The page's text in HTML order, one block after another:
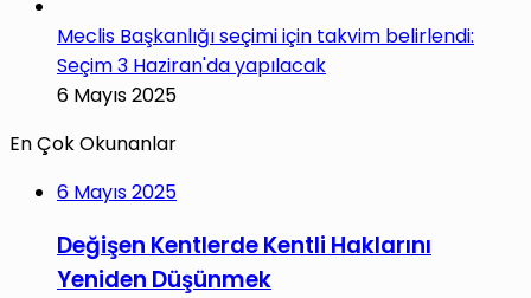
Meclis Başkanlığı seçimi için takvim belirlendi:
Seçim 3 Haziran'da yapılacak
6 Mayıs 2025
En Çok Okunanlar
6 Mayıs 2025
Değişen Kentlerde Kentli Haklarını
Yeniden Düşünmek